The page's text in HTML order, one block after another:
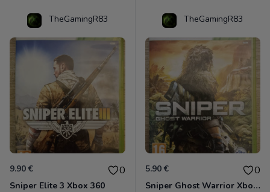
TheGamingR83
9.90 € 0
Sniper Elite 3 Xbox 360
TheGamingR83
5.90 € 0
Sniper Ghost Warrior Xbox 360